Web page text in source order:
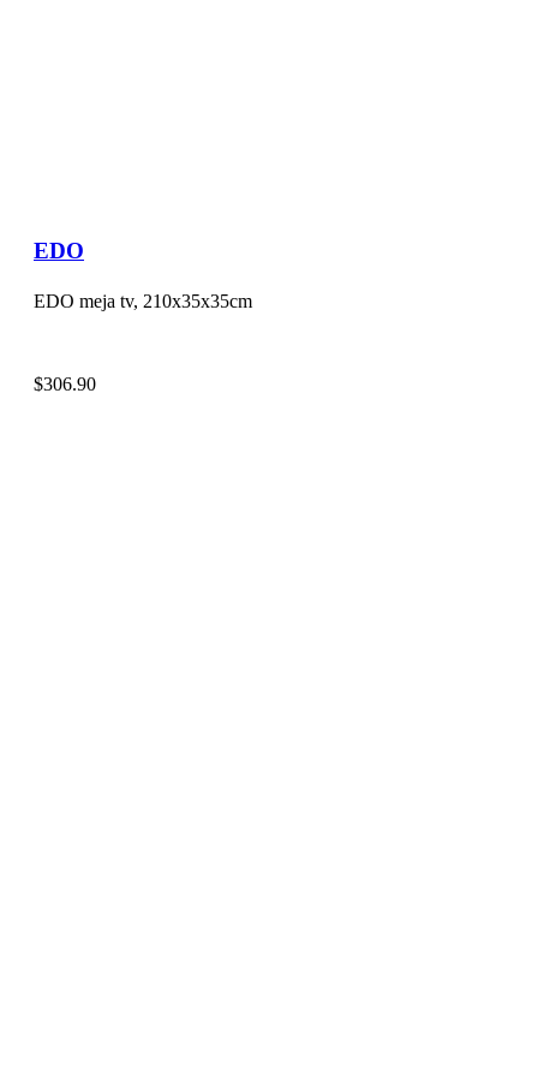
EDO
EDO meja tv, 210x35x35cm
$306.90